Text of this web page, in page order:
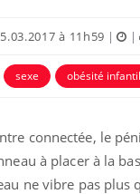
à 11h59 | |
sexe obésité
connectée, le
à placer à la
ne vibre pas plus